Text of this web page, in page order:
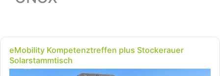
eMobility Kompetenztreffen plus Stockerauer
Solarstammtisch